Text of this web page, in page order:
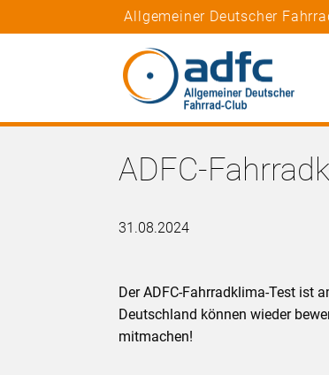
Allgemeiner Deutscher
ADFC-
31.08.2024
Der ADFC-Fahrradklima-Test ist
Deutschland können wieder
mitmachen!